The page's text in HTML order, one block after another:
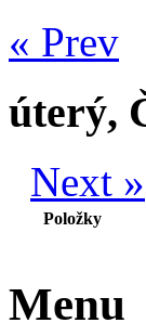
« Prev
úterý,
Next »
Položky
Menu